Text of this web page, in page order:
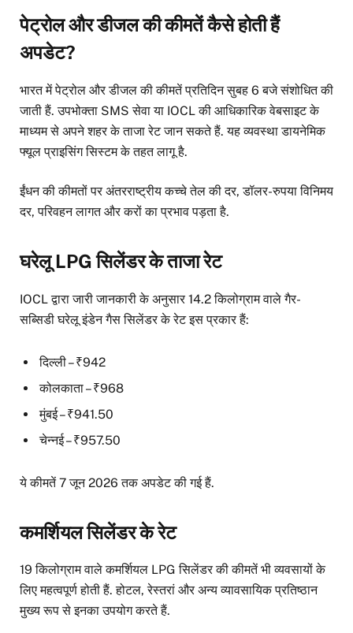
पेट्रोल और डीजल की कीमतें कैसे होती हैं
अपडेट?
भारत में पेट्रोल और डीजल की कीमतें प्रतिदिन सुबह 6 बजे संशोधित की
जाती हैं. उपभोक्ता SMS सेवा या IOCL की आधिकारिक वेबसाइट के
माध्यम से अपने शहर के ताजा रेट जान सकते हैं. यह व्यवस्था डायनेमिक
फ्यूल प्राइसिंग सिस्टम के तहत लागू है.
ईंधन की कीमतों पर अंतरराष्ट्रीय कच्चे तेल की दर, डॉलर-रुपया विनिमय
दर, परिवहन लागत और करों का प्रभाव पड़ता है.
घरेलू LPG सिलेंडर के ताजा रेट
IOCL द्वारा जारी जानकारी के अनुसार 14.2 किलोग्राम वाले गैर-
सब्सिडी घरेलू इंडेन गैस सिलेंडर के रेट इस प्रकार हैं:
दिल्ली – ₹942
कोलकाता – ₹968
मुंबई – ₹941.50
चेन्नई – ₹957.50
ये कीमतें 7 जून 2026 तक अपडेट की गई हैं.
कमर्शियल सिलेंडर के रेट
19 किलोग्राम वाले कमर्शियल LPG सिलेंडर की कीमतें भी व्यवसायों के
लिए महत्वपूर्ण होती हैं. होटल, रेस्तरां और अन्य व्यावसायिक प्रतिष्ठान
मुख्य रूप से इनका उपयोग करते हैं.